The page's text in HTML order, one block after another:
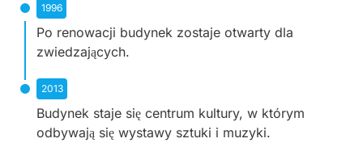
1996
Po renowacji budynek zostaje otwarty dla
zwiedzających.
2013
Budynek staje się centrum kultury, w którym
odbywają się wystawy sztuki i muzyki.